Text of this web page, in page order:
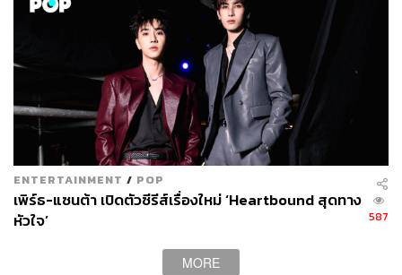
ENTERTAINMENT / POP
เพิร์ธ-แซนต้า เปิดตัวซีรีส์เรื่องใหม่ ‘Heartbound สุดทาง
หัวใจ’
587
MORE